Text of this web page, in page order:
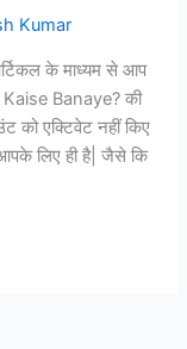
Kumar
के माध्यम से आप
Kaise Banaye? की
को एक्टिवेट नहीं किए
आपके लिए ही है| जैसे कि